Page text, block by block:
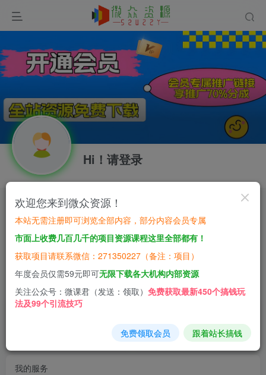
Hi！请登录
网站加盟：搭建同款本站资源站，日入四位数！
开通会员，无限下载各大机构内部资源，一站式草根创业基地，最新最强网赚教程大全，小投入，大回报！
网站加盟：搭建同款本站资源站，日入四位数！
开通会员，无限下载各大机构内部资源，一站式草根创业基地，最新最强网赚教程大全，小投入，大回报！
开通会员 尊享会员权益
创作中心
0%
比例
0
累计佣金
我的服务
欢迎您来到微众资源！
本站无需注册即可浏览全部内容，部分内容会员专属
市面上收费几百几千的项目资源课程这里全部都有！
获取项目请联系微信：271350227（备注：项目）
年度会员仅需59元即可无限下载各大机构内部资源
关注公众号：微课君（发送：领取） 免费获取最新450个搞钱玩
法及99个引流技巧
免费领取会员 跟着站长搞钱